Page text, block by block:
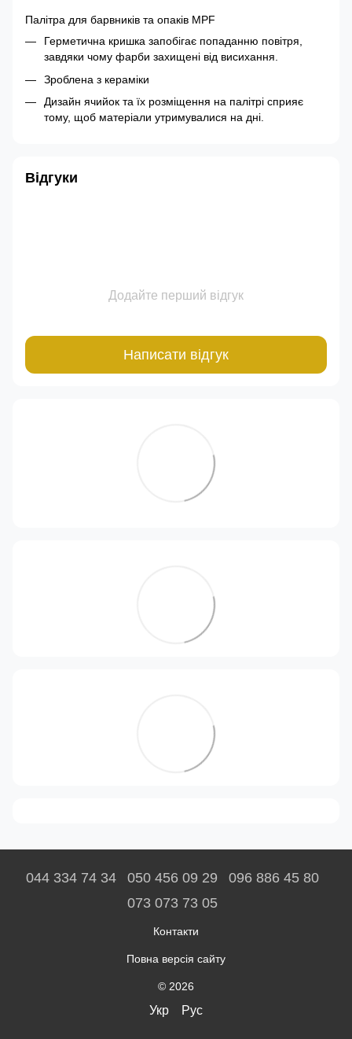
Палітра для барвників та опаків MPF
Герметична кришка запобігає попаданню повітря,
завдяки чому фарби захищені від висихання.
Зроблена з кераміки
Дизайн ячийок та їх розміщення на палітрі сприяє
тому, щоб матеріали утримувалися на дні.
Відгуки
Додайте перший відгук
Написати відгук
044 334 74 34 050 456 09 29
096 886 45 80
073 073 73 05
Контакти
Повна версія сайту
© 2026
Укр Рус